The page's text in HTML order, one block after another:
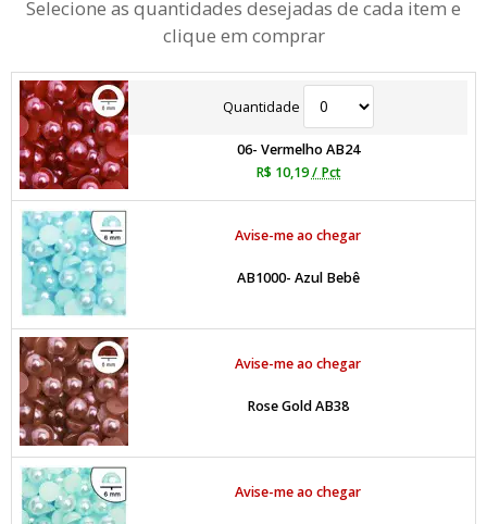
Selecione as quantidades desejadas de cada item e
clique em comprar
Quantidade
06- Vermelho AB24
R$ 10,19 / Pct
Avise-me ao chegar
AB1000- Azul Bebê
Avise-me ao chegar
Rose Gold AB38
Avise-me ao chegar